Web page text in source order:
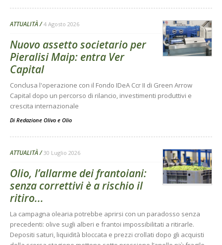
ATTUALITÀ 4 Agosto 2026
Nuovo assetto societario per
Pieralisi Maip: entra Ver
Capital
Conclusa l'operazione con il Fondo IDeA Ccr II di Green Arrow
Capital dopo un percorso di rilancio, investimenti produttivi e
crescita internazionale
Di Redazione Olivo e Olio
ATTUALITÀ 30 Luglio 2026
Olio, l’allarme dei frantoiani:
senza correttivi è a rischio il
ritiro...
La campagna olearia potrebbe aprirsi con un paradosso senza
precedenti: olive sugli alberi e frantoi impossibilitati a ritirarle.
Depositi saturi, liquidità bloccata e prezzi crollati dopo gli acquisti